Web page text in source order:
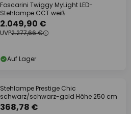
Foscarini Twiggy MyLight LED-
Stehlampe CCT weiß
2.049,90 €
UVP2.277,66 €
Auf Lager
Stehlampe Prestige Chic
schwarz/schwarz-gold Höhe 250 cm
368,78 €